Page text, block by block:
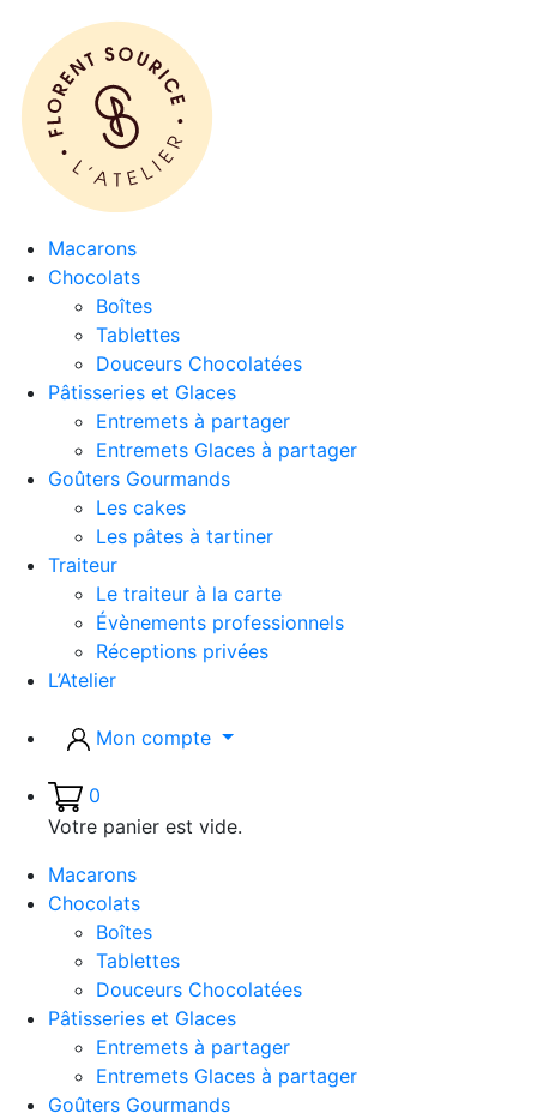
Macarons
Chocolats
Boîtes
Tablettes
Douceurs Chocolatées
Pâtisseries et Glaces
Entremets à partager
Entremets Glaces à partager
Goûters Gourmands
Les cakes
Les pâtes à tartiner
Traiteur
Le traiteur à la carte
Évènements professionnels
Réceptions privées
L’Atelier
Mon compte
0
Votre panier est vide.
Macarons
Chocolats
Boîtes
Tablettes
Douceurs Chocolatées
Pâtisseries et Glaces
Entremets à partager
Entremets Glaces à partager
Goûters Gourmands